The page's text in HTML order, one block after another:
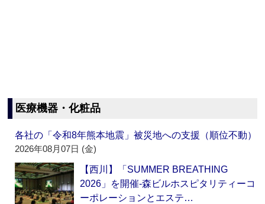
医療機器・化粧品
各社の「令和8年熊本地震」被災地への支援（順位不動）
2026年08月07日 (金)
【西川】「SUMMER BREATHING
2026」を開催‐森ビルホスピタリティーコ
ーポレーションとエステ…